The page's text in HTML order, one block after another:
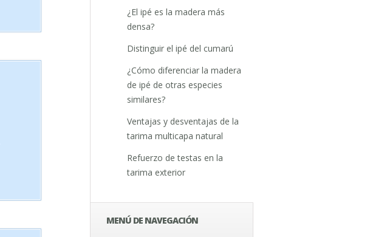
¿El ipé es la madera más
densa?
Distinguir el ipé del cumarú
¿Cómo diferenciar la madera
de ipé de otras especies
similares?
Ventajas y desventajas de la
tarima multicapa natural
Refuerzo de testas en la
tarima exterior
MENÚ DE NAVEGACIÓN